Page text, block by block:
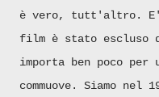
è vero, tutt'altro.
film è stato escluso
importa ben poco
commuove. Siamo